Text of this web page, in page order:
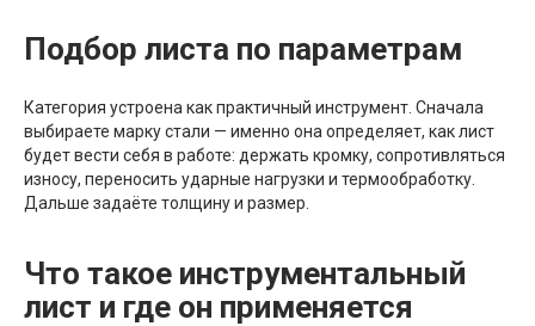
Подбор листа по параметрам
Категория устроена как практичный инструмент. Сначала
выбираете марку стали — именно она определяет, как лист
будет вести себя в работе: держать кромку, сопротивляться
износу, переносить ударные нагрузки и термообработку.
Дальше задаёте толщину и размер.
Что такое инструментальный
лист и где он применяется